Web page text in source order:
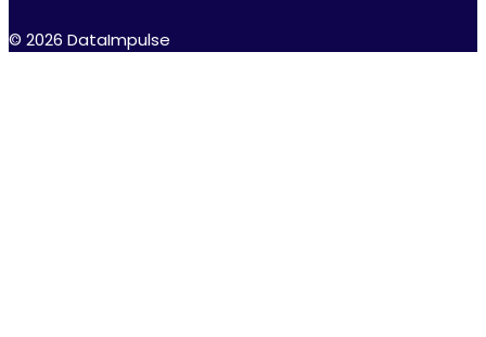
© 2026 DataImpulse